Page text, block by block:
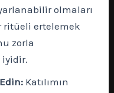
olmaları
ritüeli ertelemek
zorla
Katılımın